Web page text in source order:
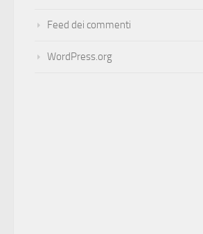
Feed dei commenti
WordPress.org